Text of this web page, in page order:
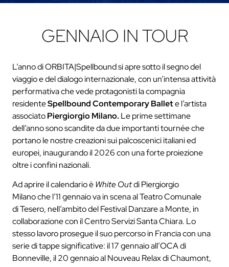
GENNAIO IN TOUR
L’anno di ORBITA|Spellbound si apre sotto il segno del
viaggio e del dialogo internazionale, con un’intensa attività
performativa che vede protagonisti la compagnia
residenteSpellbound Contemporary Ballete l’artista
associatoPiergiorgio Milano. Le prime settimane
dell’anno sono scandite da due importanti tournée che
portano le nostre creazioni sui palcoscenici italiani ed
europei, inaugurando il 2026 con una forte proiezione
oltre i confini nazionali.
Ad aprire il calendario è White Outdi Piergiorgio
Milano che l’11 gennaio va in scena al Teatro Comunale
di Tesero, nell’ambito del Festival Danzare a Monte, in
collaborazione con il Centro Servizi Santa Chiara. Lo
stesso lavoro prosegue il suo percorso in Francia con una
serie di tappe significative: il 17 gennaio all’OCA di
Bonneville, il 20 gennaio al Nouveau Relax di Chaumont,